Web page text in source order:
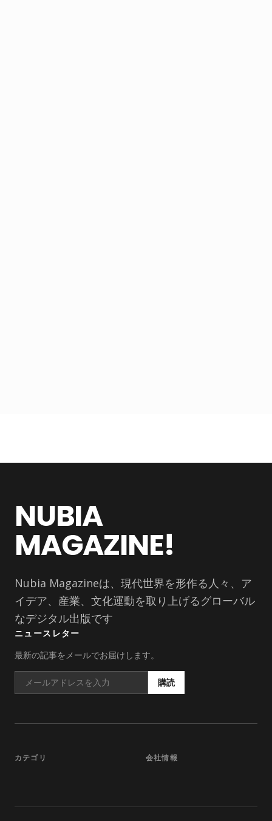
NUBIA
MAGAZINE!
Nubia Magazineは、現代世界を形作る人々、ア
イデア、産業、文化運動を取り上げるグローバル
なデジタル出版です
ニュースレター
最新の記事をメールでお届けします。
購読
カテゴリ 会社情報